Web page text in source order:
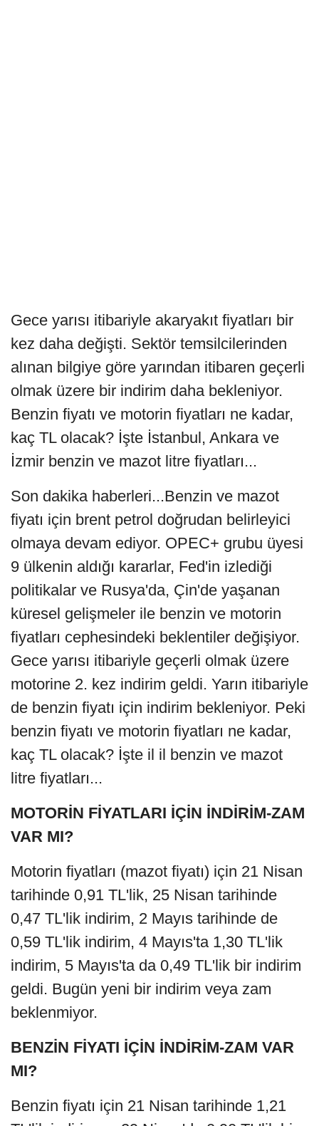
Gece yarısı itibariyle akaryakıt fiyatları bir
kez daha değişti. Sektör temsilcilerinden
alınan bilgiye göre yarından itibaren geçerli
olmak üzere bir indirim daha bekleniyor.
Benzin fiyatı ve motorin fiyatları ne kadar,
kaç TL olacak? İşte İstanbul, Ankara ve
İzmir benzin ve mazot litre fiyatları...
Son dakika haberleri...Benzin ve mazot
fiyatı için brent petrol doğrudan belirleyici
olmaya devam ediyor. OPEC+ grubu üyesi
9 ülkenin aldığı kararlar, Fed'in izlediği
politikalar ve Rusya'da, Çin'de yaşanan
küresel gelişmeler ile benzin ve motorin
fiyatları cephesindeki beklentiler değişiyor.
Gece yarısı itibariyle geçerli olmak üzere
motorine 2. kez indirim geldi. Yarın itibariyle
de benzin fiyatı için indirim bekleniyor. Peki
benzin fiyatı ve motorin fiyatları ne kadar,
kaç TL olacak? İşte il il benzin ve mazot
litre fiyatları...
MOTORİN FİYATLARI İÇİN İNDİRİM-ZAM
VAR MI?
Motorin fiyatları (mazot fiyatı) için 21 Nisan
tarihinde 0,91 TL'lik, 25 Nisan tarihinde
0,47 TL'lik indirim, 2 Mayıs tarihinde de
0,59 TL'lik indirim, 4 Mayıs'ta 1,30 TL'lik
indirim, 5 Mayıs'ta da 0,49 TL'lik bir indirim
geldi. Bugün yeni bir indirim veya zam
beklenmiyor.
BENZİN FİYATI İÇİN İNDİRİM-ZAM VAR
MI?
Benzin fiyatı için 21 Nisan tarihinde 1,21